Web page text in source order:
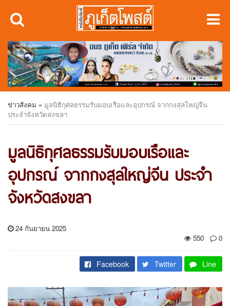
ข่าวสังคม » มูลนิธิกุศลธรรมรับมอบเรือและอุปกรณ์ จากกงสุลใหญ่จีน
ประจำจังหวัดสงขลา
มูลนิธิกุศลธรรมรับมอบเรือและ
อุปกรณ์ จากกงสุลใหญ่จีน ประจำ
จังหวัดสงขลา
24 กันยายน 2025
550
0
Facebook Twitter Line